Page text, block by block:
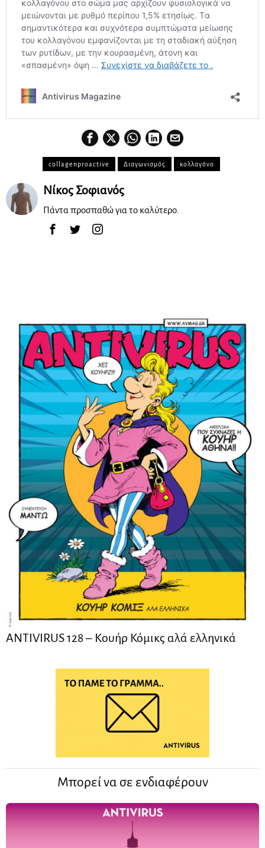
collagenproactive Διαγωνισμός κολλαγόνο
Νίκος Σοφιανός
Πάντα προσπαθώ για το καλύτερο.
ANTIVIRUS 128 – Kουήρ Κόμικς αλά ελληνικά
Μπορεί να σε ενδιαφέρουν